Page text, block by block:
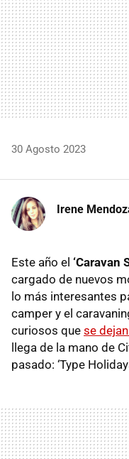
30 Agosto 2023
Irene
Este año el ‘Caravan
cargado de nuevos
lo más interesantes
camper y el
curiosos que se
llega de la mano de
pasado: ‘Type